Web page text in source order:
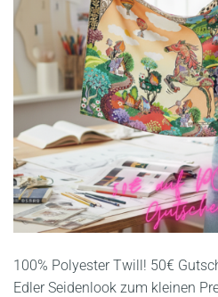
100% Polyester Twill! 50€
Edler Seidenlook zum kleinen